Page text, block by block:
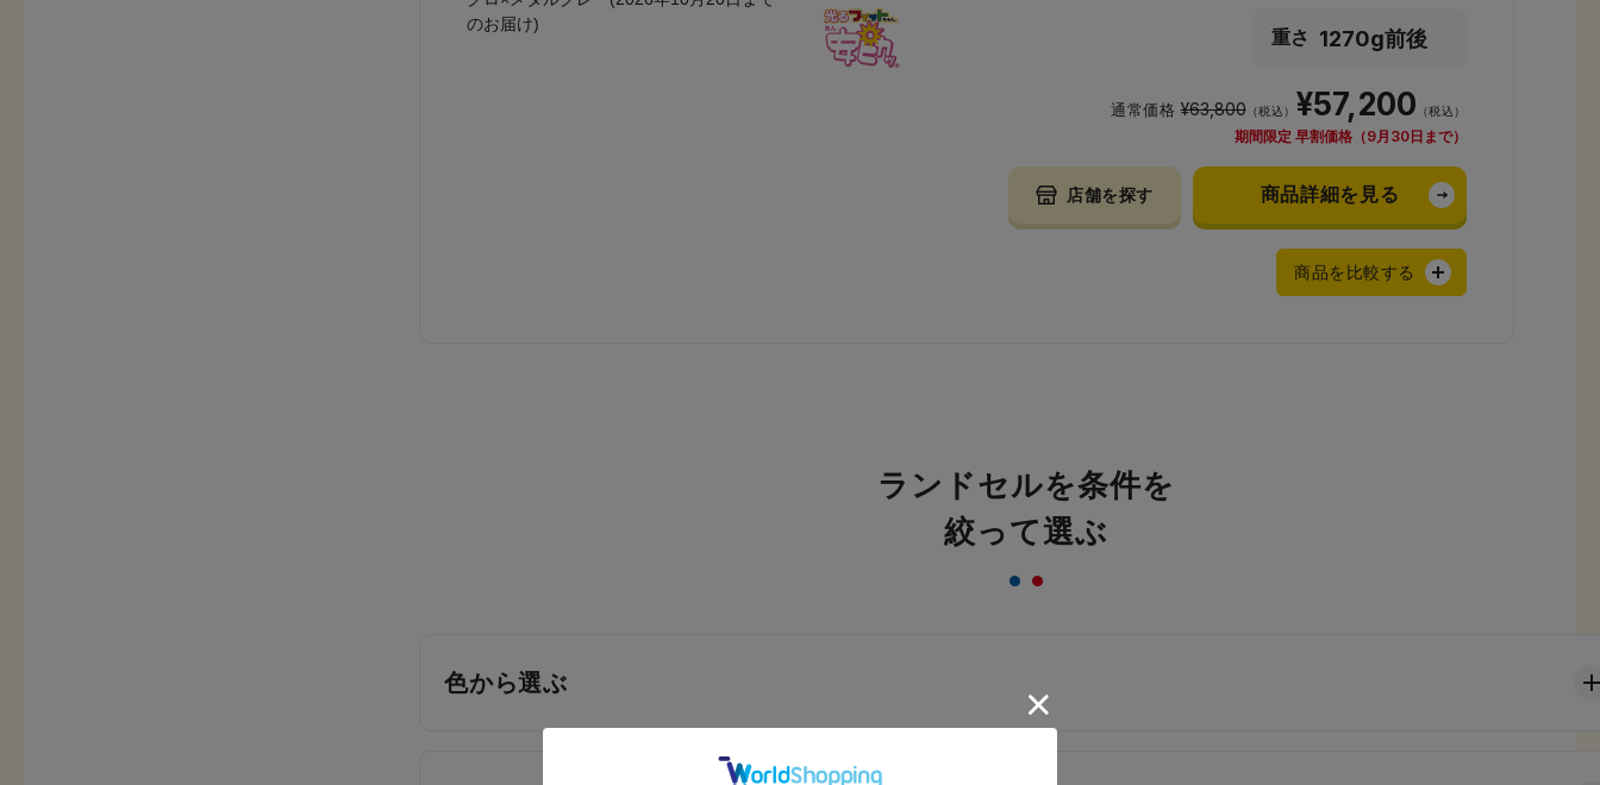
のお届け)
重さ 1270g前後
通常価格¥63,800（税込） ¥57,200 （税込）
期間限定 早割価格（9月30日まで）
店舗を探す 商品詳細を見る
商品を比較する
ランドセルを条件を
絞って選ぶ
色から選ぶ